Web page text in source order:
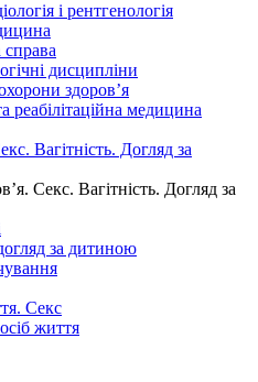
і рентгенологія
дисципліни
здоров’я
реабілітаційна медицина
Вагітність. Догляд за
Секс. Вагітність. Догляд за
за дитиною
Секс
життя